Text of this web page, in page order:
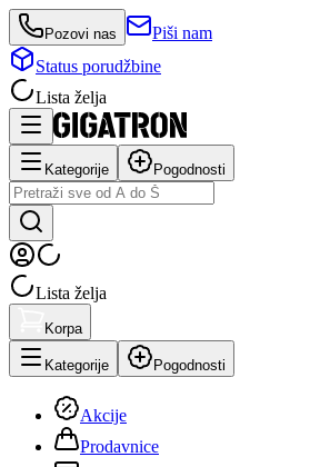
Pozovi nas
Piši nam
Status porudžbine
Lista želja
Kategorije Pogodnosti
Lista želja
Korpa
Kategorije Pogodnosti
Akcije
Prodavnice